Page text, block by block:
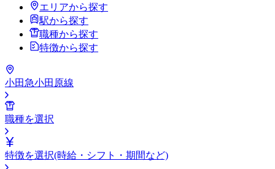
エリアから探す
駅から探す
職種から探す
特徴から探す
小田急小田原線
職種を選択
特徴を選択(時給・シフト・期間など)